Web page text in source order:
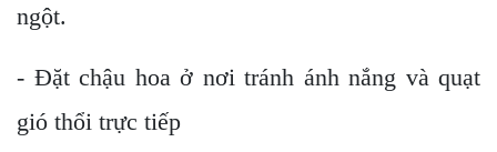
ngột.
- Đặt chậu hoa ở nơi tránh ánh nắng và quạt
gió thổi trực tiếp